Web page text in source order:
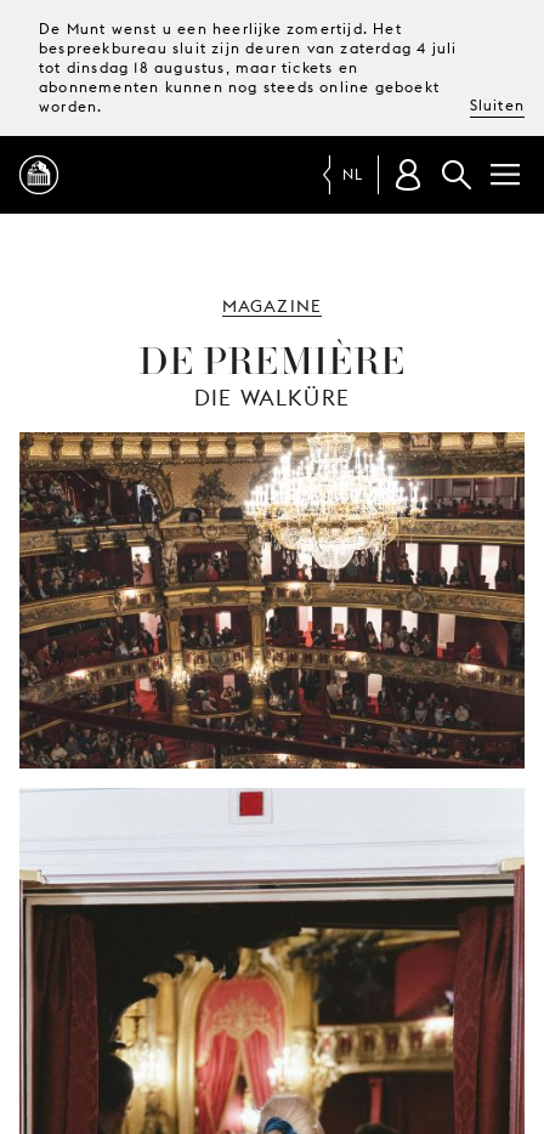
De Munt wenst u een heerlijke zomertijd. Het
bespreekbureau sluit zijn deuren van zaterdag 4 juli
tot dinsdag 18 augustus, maar tickets en
abonnementen kunnen nog steeds online geboekt
worden.
Sluiten
TICKETS &
UW
BEZOEK
JONG
PUBLIEK
DE
MUNT
STEUN
ONS
NL
MAGAZINE
DE PREMIÈRE
DIE WALKÜRE